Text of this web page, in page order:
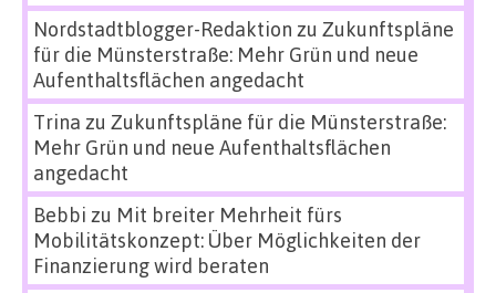
Nordstadtblogger-Redaktion zu Zukunftspläne
für die Münsterstraße: Mehr Grün und neue
Aufenthaltsflächen angedacht
Trina zu Zukunftspläne für die Münsterstraße:
Mehr Grün und neue Aufenthaltsflächen
angedacht
Bebbi zu Mit breiter Mehrheit fürs
Mobilitätskonzept: Über Möglichkeiten der
Finanzierung wird beraten